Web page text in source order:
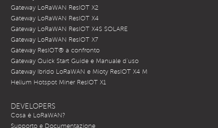
Gateway LoRaWAN ResIOT X2
Gateway LoRaWAN ResIOT X4
Gateway LoRaWAN ResIOT X4S SOLARE
Gateway LoRaWAN ResIOT X7
Gateway ResIOT® a confronto
Gateway Quick Start Guide e Manuale d’uso
Gateway Ibrido LoRaWAN e Mioty ResIOT X4 M
Helium Hotspot Miner ResIOT X1
DEVELOPERS
Cosa è LoRaWAN?
Supporto e Documentazione